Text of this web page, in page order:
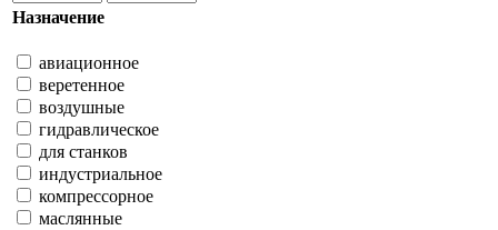
Назначение
авиационное
веретенное
воздушные
гидравлическое
для станков
индустриальное
компрессорное
маслянные